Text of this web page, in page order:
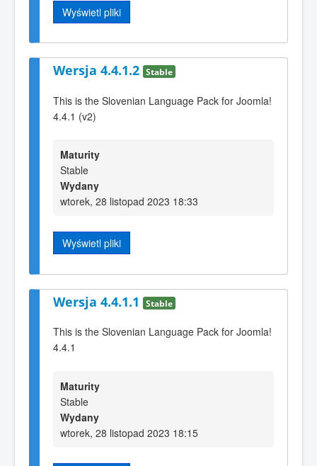
Wyświetl pliki
Wersja 4.4.1.2 Stable
This is the Slovenian Language Pack for Joomla!
4.4.1 (v2)
Maturity
Stable
Wydany
wtorek, 28 listopad 2023 18:33
Wyświetl pliki
Wersja 4.4.1.1 Stable
This is the Slovenian Language Pack for Joomla!
4.4.1
Maturity
Stable
Wydany
wtorek, 28 listopad 2023 18:15